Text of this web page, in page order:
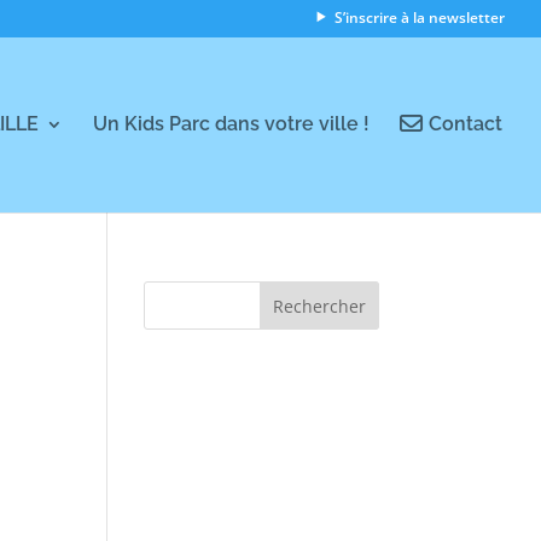
S’inscrire à la newsletter
Un Kids Parc dans votre ville ! Contact